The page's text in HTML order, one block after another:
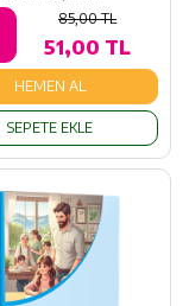
85,00 TL
51,00 TL
HEMEN AL
SEPETE EKLE